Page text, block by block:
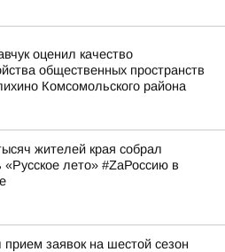
оценил качество
общественных пространств
Комсомольского района
жителей края собрал
лето» #ZaРоссию в
заявок на шестой сезон